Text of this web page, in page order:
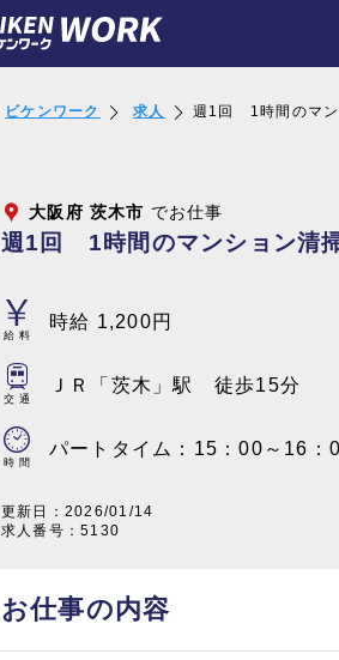
ビケンワーク 求人 週1回 1時間のマン
大阪府 茨木市 でお仕事
週1回 1時間のマンション清
給料
時給 1,200円
交通
ＪＲ「茨木」駅 徒歩15分
時間
パートタイム：15：00～16：
更新日： 2026/01/14
求人番号：5130
お仕事の内容